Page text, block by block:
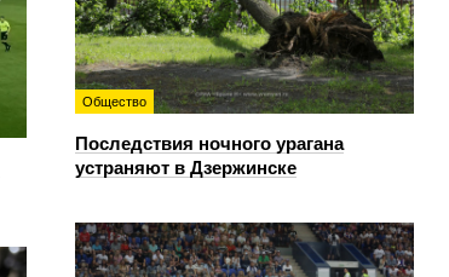
Общество
Последствия ночного урагана
устраняют в Дзержинске